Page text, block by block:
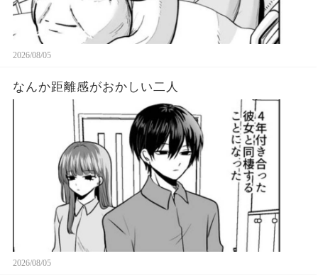
2026/08/05
なんか距離感がおかしい二人
2026/08/05